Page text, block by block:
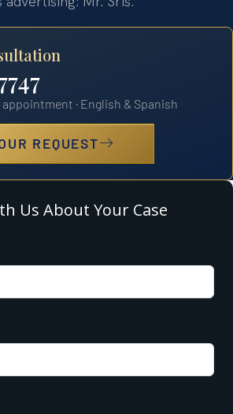
· English & Spanish
REQUEST